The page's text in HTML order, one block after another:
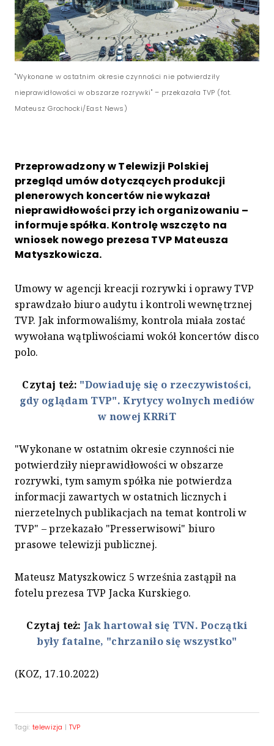
"Wykonane w ostatnim okresie czynności nie potwierdziły
nieprawidłowości w obszarze rozrywki" – przekazała TVP (fot.
Mateusz Grochocki/East News)
Przeprowadzony w Telewizji Polskiej
przegląd umów dotyczących produkcji
plenerowych koncertów nie wykazał
nieprawidłowości przy ich organizowaniu –
informuje spółka. Kontrolę wszczęto na
wniosek nowego prezesa TVP Mateusza
Matyszkowicza.
Umowy w agencji kreacji rozrywki i oprawy TVP
sprawdzało biuro audytu i kontroli wewnętrznej
TVP. Jak informowaliśmy, kontrola miała zostać
wywołana wątpliwościami wokół koncertów disco
polo.
Czytaj też: "Dowiaduję się o rzeczywistości,
gdy oglądam TVP". Krytycy wolnych mediów
w nowej KRRiT
"Wykonane w ostatnim okresie czynności nie
potwierdziły nieprawidłowości w obszarze
rozrywki, tym samym spółka nie potwierdza
informacji zawartych w ostatnich licznych i
nierzetelnych publikacjach na temat kontroli w
TVP" – przekazało "Presserwisowi" biuro
prasowe telewizji publicznej.
Mateusz Matyszkowicz 5 września zastąpił na
fotelu prezesa TVP Jacka Kurskiego.
Czytaj też:Jak hartował się TVN. Początki
były fatalne, "chrzaniło się wszystko"
(KOZ, 17.10.2022)
Tagi: telewizja | TVP